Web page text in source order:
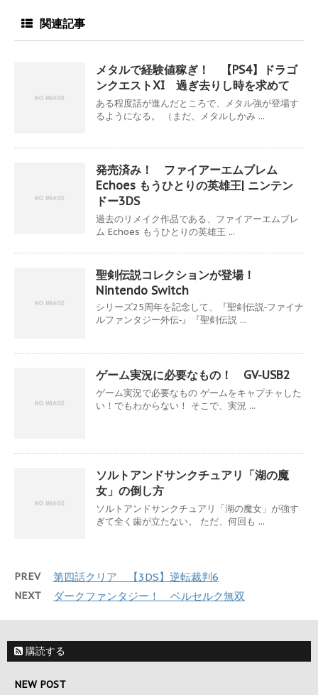
関連記事
メタルで経験値稼ぎ！ 【PS4】ドラゴ
ンクエストXI 過ぎ去りし時を求めて
ある程度話が進んだところで、メタル強が登場す
るようになる。 （まだ、メタルしかみ ...
発売済み！ ファイアーエムブレム
Echoes もうひとりの英雄王| ニンテン
ドー3DS
過去のリメイク作品である、ファイアーエムブレ
ム Echoes もうひとりの英雄王 ...
聖剣伝説コレクションが登場！
Nintendo Switch
シリーズ25周年を記念して、『聖剣伝説‐ファイナ
ルファンタジー外伝‐』『聖剣伝説 ...
ゲーム実況に必要なもの！ GV-USB2
ゲーム実況で必要なもの ゲームをキャプチャした
い！でもわからない！ そこで、実況 ...
ソルトアンドサンクチュアリ「湖の魔
女」の倒し方
ソルトアンドサンクチュアリ「湖の魔女」が強す
ぎて全く歯が立たない。 ただ、何回も ...
PREV 第四話クリア 【3DS】逆転裁判6
NEXT ダークファンタジー！ ベルセルク無双
購読する
NEW POST